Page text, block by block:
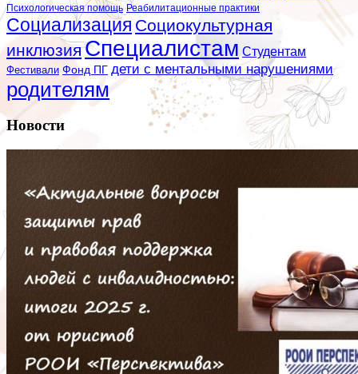
Психологическая помощь Реабилитационные практики
Социализация Социокультурная
инклюзияСпециалистам Студентам
Фестивали Фонд ПГ дети с ментальными нарушениями
родителям
Новости